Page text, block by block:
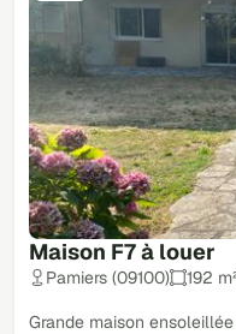
Maison F7 à louer
Pamiers (09100) 192
Grande maison